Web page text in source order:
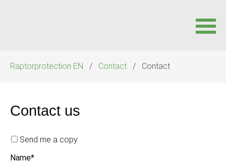
überspringen
Raptorprotection EN Contact Contact
Contact us
Send me a copy
Pflichtfeld
Name*